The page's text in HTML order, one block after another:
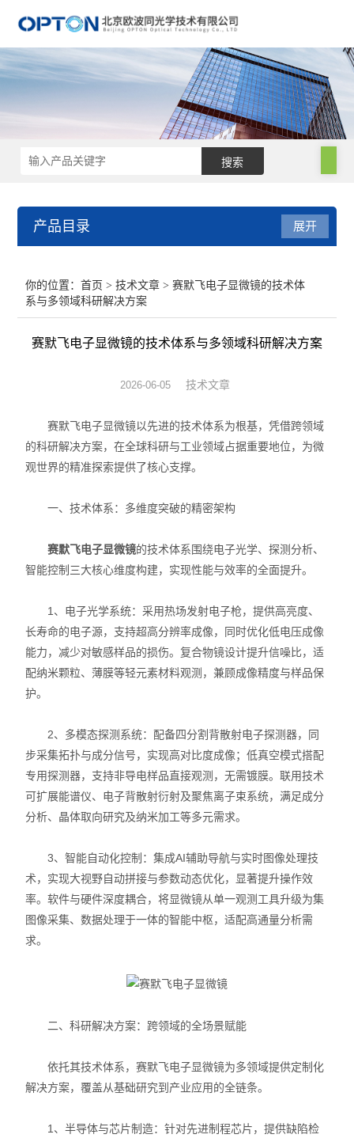
产品目录
手持光谱仪
电镜附件及制样设备
其他设备
展开
你的位置：首页 >技术文章 > 赛默飞电子显微镜的技术体
系与多领域科研解决方案
赛默飞电子显微镜的技术体系与多领域科研解决方案
2026-06-05 技术文章
赛默飞电子显微镜以先进的技术体系为根基，凭借跨领域
的科研解决方案，在全球科研与工业领域占据重要地位，为微
观世界的精准探索提供了核心支撑。
一、技术体系：多维度突破的精密架构
赛默飞电子显微镜的技术体系围绕电子光学、探测分析、
智能控制三大核心维度构建，实现性能与效率的全面提升。
1、电子光学系统：采用热场发射电子枪，提供高亮度、
长寿命的电子源，支持超高分辨率成像，同时优化低电压成像
能力，减少对敏感样品的损伤。复合物镜设计提升信噪比，适
配纳米颗粒、薄膜等轻元素材料观测，兼顾成像精度与样品保
护。
2、多模态探测系统：配备四分割背散射电子探测器，同
步采集拓扑与成分信号，实现高对比度成像；低真空模式搭配
专用探测器，支持非导电样品直接观测，无需镀膜。联用技术
可扩展能谱仪、电子背散射衍射及聚焦离子束系统，满足成分
分析、晶体取向研究及纳米加工等多元需求。
3、智能自动化控制：集成AI辅助导航与实时图像处理技
术，实现大视野自动拼接与参数动态优化，显著提升操作效
率。软件与硬件深度耦合，将显微镜从单一观测工具升级为集
图像采集、数据处理于一体的智能中枢，适配高通量分析需
求。
二、科研解决方案：跨领域的全场景赋能
依托其技术体系，赛默飞电子显微镜为多领域提供定制化
解决方案，覆盖从基础研究到产业应用的全链条。
1、半导体与芯片制造：针对先进制程芯片，提供缺陷检